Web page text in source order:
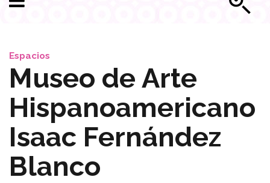
Espacios
Museo de Arte
Hispanoamericano
Isaac Fernández
Blanco